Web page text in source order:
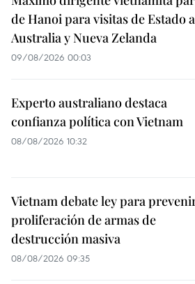
de Hanoi para visitas de Estado a
Australia y Nueva Zelanda
09/08/2026 00:03
Experto australiano destaca
confianza política con Vietnam
08/08/2026 10:32
Vietnam debate ley para
proliferación de armas de
destrucción masiva
08/08/2026 09:35